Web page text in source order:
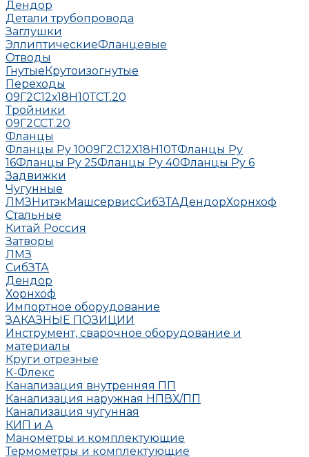
Дендор
Детали трубопровода
Заглушки
ЭллиптическиеФланцевые
Отводы
ГнутыеКрутоизогнутые
Переходы
09Г2С12х18Н10ТСТ.20
Тройники
09Г2ССТ.20
Фланцы
Фланцы Ру 1009Г2С12Х18Н10ТФланцы Ру
16Фланцы Ру 25Фланцы Ру 40Фланцы Ру 6
Задвижки
Чугунные
ЛМЗНитэкМашсервисСибЗТАДендорХорнхоф
Стальные
Китай Россия
Затворы
ЛМЗ
СибЗТА
Дендор
Хорнхоф
Импортное оборудование
ЗАКАЗНЫЕ ПОЗИЦИИ
Инструмент, сварочное оборудование и
материалы
Круги отрезные
К-Флекс
Канализация внутренняя ПП
Канализация наружная НПВХ/ПП
Канализация чугунная
КИП и А
Манометры и комплектующие
Термометры и комплектующие